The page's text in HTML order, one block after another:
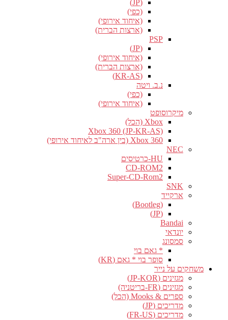
(JP)
(כפי)
(איחוד אירופי)
(ארצות הברית)
PSP
(JP)
(איחוד אירופי)
(ארצות הברית)
(KR-AS)
נ.ב. ויטה
(כפי)
(איחוד אירופי)
מיקרוסופט
Xbox (הכל)
Xbox 360 (JP-KR-AS)
Xbox 360 (בין ארה"ב לאיחוד אירופי)
NEC
HU-כרטיסים
CD-ROM2
Super-CD-Rom2
SNK
ארקייד
(Bootleg)
(JP)
Bandai
יונדאי
סמסונג
* גאם בוי
סופר בוי * גאם (KR)
משחקים על נייר
מגזינים (JP-KOR)
מגזינים (FR-בריטניה)
ספרים & Mooks (הכל)
מדריכים (JP)
מדריכים (FR-US)